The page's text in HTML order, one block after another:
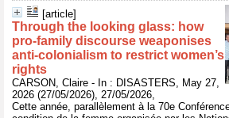
[article]
Through the looking glass: how
pro-family discourse weaponises
anti-colonialism to restrict women’s
rights
CARSON, Claire - In : DISASTERS, May 27,
2026 (27/05/2026), 27/05/2026,
Cette année, parallèlement à la 70e